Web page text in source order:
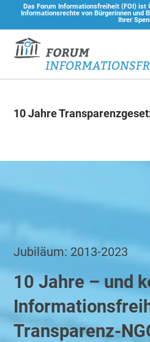
Das Forum Informationsfreiheit (FOI) ist
Informationsrechte von Bürgerinnen und
Ihrer
10 Jahre
Jubiläum: 2013-2023
10 Jahre – und
Transparenz-